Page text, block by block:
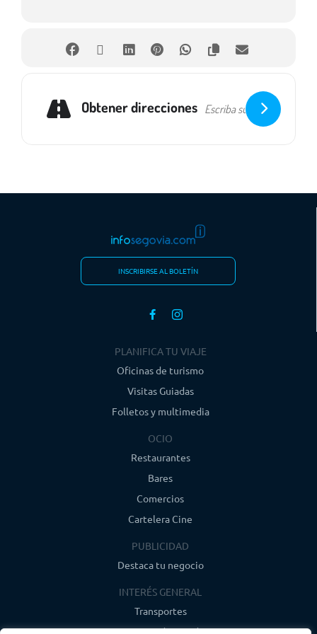
Obtener direcciones
INSCRIBIRSE AL BOLETÍN
PLANIFICA TU VIAJE
Oficinas de turismo
Visitas Guiadas
Folletos y multimedia
OCIO
Restaurantes
Bares
Comercios
Cartelera Cine
PUBLICIDAD
Destaca tu negocio
INTERÉS GENERAL
Transportes
Farmacias de guardia